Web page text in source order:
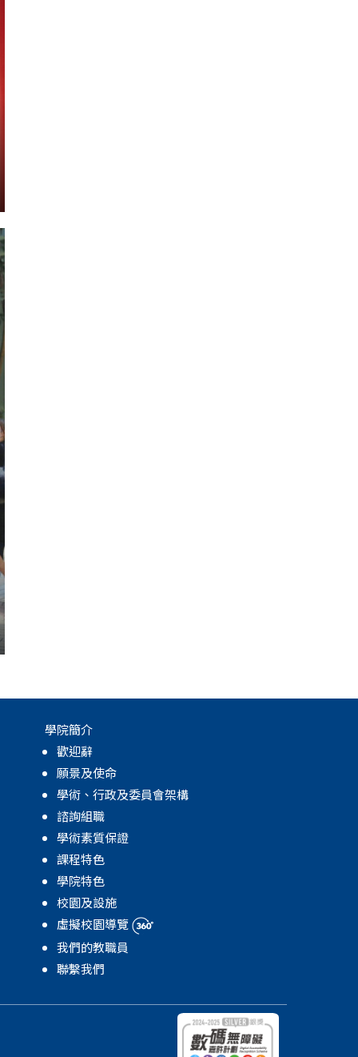
學院簡介
歡迎辭
願景及使命
學術、行政及委員會架構
諮詢組職
學術素質保證
課程特色
學院特色
校園及設施
虛擬校園導覽
我們的教職員
聯繫我們